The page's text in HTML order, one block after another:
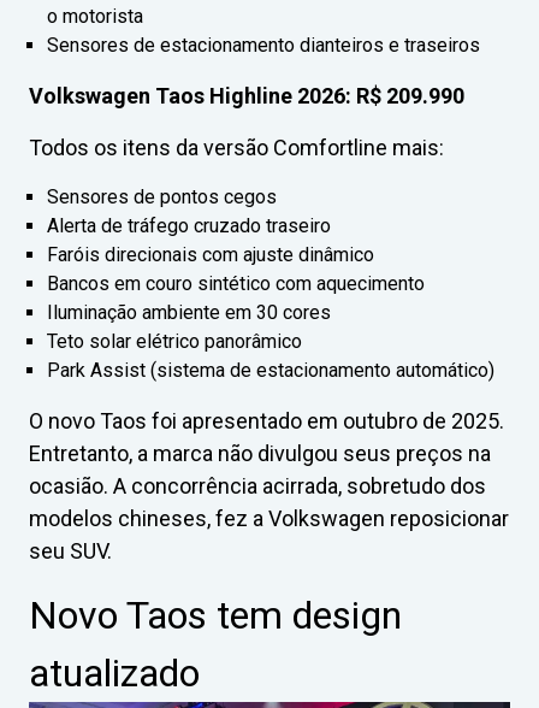
o motorista
Sensores de estacionamento dianteiros e traseiros
Volkswagen Taos Highline 2026: R$ 209.990
Todos os itens da versão Comfortline mais:
Sensores de pontos cegos
Alerta de tráfego cruzado traseiro
Faróis direcionais com ajuste dinâmico
Bancos em couro sintético com aquecimento
Iluminação ambiente em 30 cores
Teto solar elétrico panorâmico
Park Assist (sistema de estacionamento automático)
O novo Taos foi apresentado em outubro de 2025.
Entretanto, a marca não divulgou seus preços na
ocasião. A concorrência acirrada, sobretudo dos
modelos chineses, fez a Volkswagen reposicionar
seu SUV.
Novo Taos tem design
atualizado